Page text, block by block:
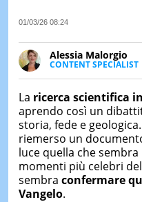
01/03/26 08:24
Alessia Malorgio
CONTENT SPECIALIST
Ha conseguito un
occupa della
dello sviluppo di
canali digitali.
La ricerca scientifica
aprendo così un
storia, fede e
riemerso un
luce quella che
momenti più celebri
sembra confermare
Vangelo.